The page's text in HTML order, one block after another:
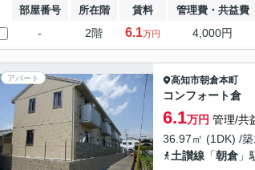
部屋番号 所在階 賃料 管理費・共益費
- 2階 6.1万円 4,000円
アパート 高知市朝倉本町
コンフォート倉
6.1万円 管理/共
36.97㎡ (1DK) /
土讃線 「朝倉 」